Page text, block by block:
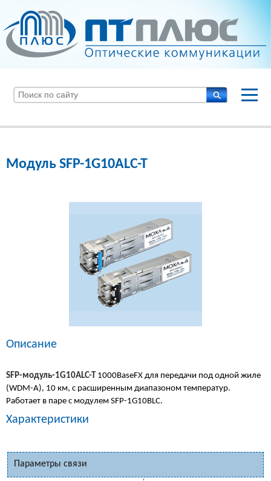
Модуль SFP-1G10ALC-T
Описание
SFP-модуль-1G10ALC-T1000BaseFX для передачи под одной жиле
(WDM-A), 10 км, с расширенным диапазоном температур.
Работает в паре с модулем SFP-1G10BLC.
Характеристики
Параметры связи